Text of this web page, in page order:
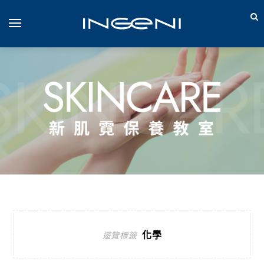
遊覽標籤 化學